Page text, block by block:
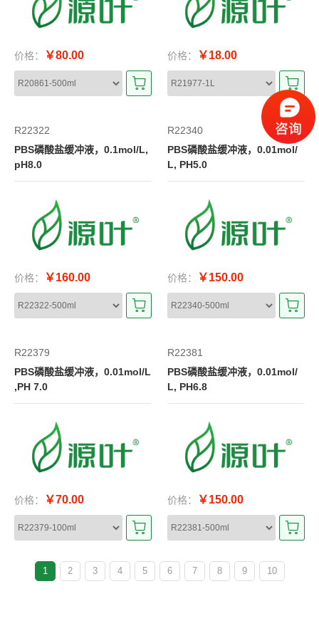
价格： ￥80.00 价格： ￥18.00
R22322
PBS磷酸盐缓冲液，0.1mol/L,
pH8.0
价格： ￥160.00
R22340
PBS磷酸盐缓冲液，0.01mol/
L, PH5.0
价格： ￥150.00
R22379
PBS磷酸盐缓冲液，0.01mol/L
,PH 7.0
价格： ￥70.00
R22381
PBS磷酸盐缓冲液，0.01mol/
L, PH6.8
价格： ￥150.00
1 2 3 4 5 6 7 8 9 10